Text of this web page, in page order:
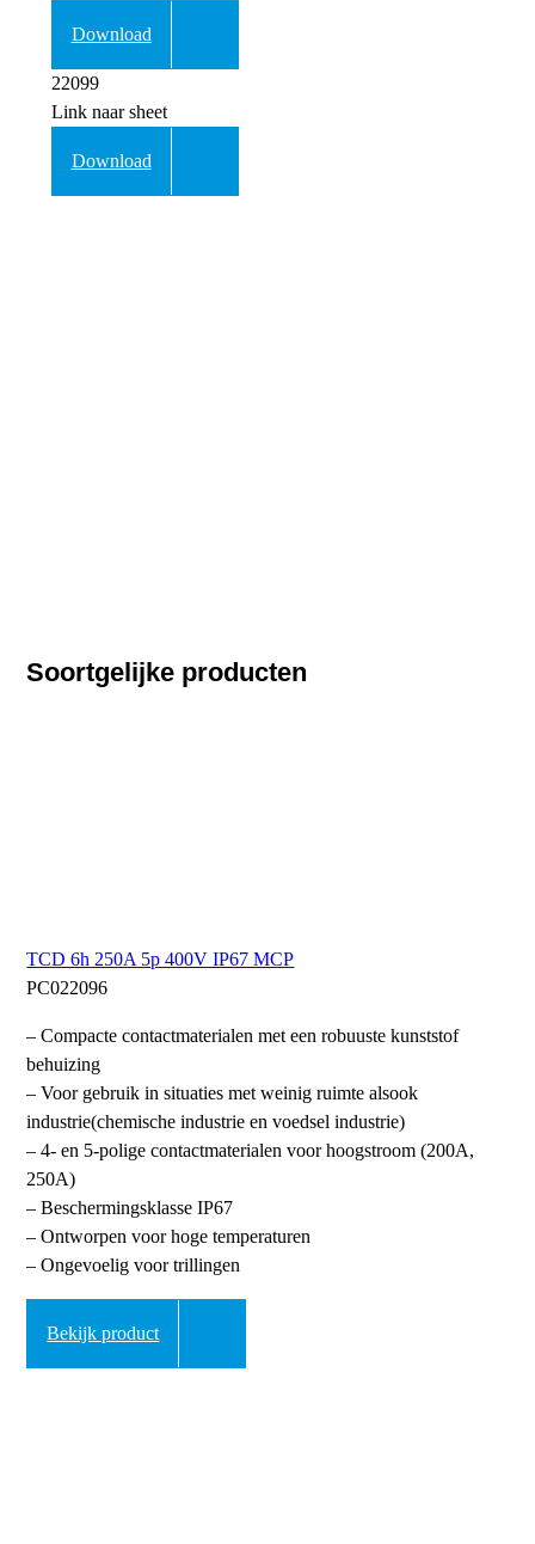
Download
22099
Link naar sheet
Download
Soortgelijke producten
TCD 6h 250A 5p 400V IP67 MCP
PC022096
– Compacte contactmaterialen met een robuuste kunststof
behuizing
– Voor gebruik in situaties met weinig ruimte alsook
industrie(chemische industrie en voedsel industrie)
– 4- en 5-polige contactmaterialen voor hoogstroom (200A,
250A)
– Beschermingsklasse IP67
– Ontworpen voor hoge temperaturen
– Ongevoelig voor trillingen
Bekijk product